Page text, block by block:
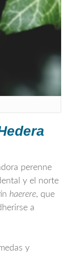
perenne
y el norte
haerere, que
a
y